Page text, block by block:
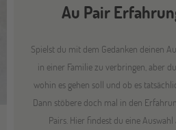
Au Pair
Spielst du mit dem Gedanken deinen
in einer Familie zu verbringen, aber
wohin es gehen soll und ob es
Dann stöbere doch mal in den
Pairs. Hier findest du eine